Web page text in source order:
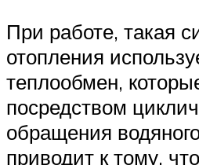
При работе, такая
отопления
теплообмен,
посредством
обращения
приводит к тому,